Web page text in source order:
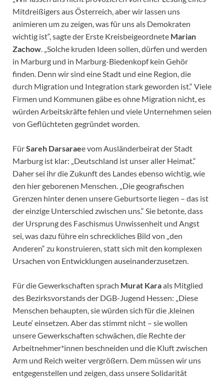
Mitdreißigers aus Österreich, aber wir lassen uns
animieren um zu zeigen, was für uns als Demokraten
wichtig ist“, sagte der Erste Kreisbeigeordnete Marian
Zachow. „Solche kruden Ideen sollen, dürfen und werden
in Marburg und in Marburg-Biedenkopf kein Gehör
finden. Denn wir sind eine Stadt und eine Region, die
durch Migration und Integration stark geworden ist.“ Viele
Firmen und Kommunen gäbe es ohne Migration nicht, es
würden Arbeitskräfte fehlen und viele Unternehmen seien
von Geflüchteten gegründet worden.
FürSareh Darsaraee vom Ausländerbeirat der Stadt
Marburg ist klar: „Deutschland ist unser aller Heimat.“
Daher sei ihr die Zukunft des Landes ebenso wichtig, wie
den hier geborenen Menschen. „Die geografischen
Grenzen hinter denen unsere Geburtsorte liegen – das ist
der einzige Unterschied zwischen uns.“ Sie betonte, dass
der Ursprung des Faschismus Unwissenheit und Angst
sei, was dazu führe ein schreckliches Bild von „den
Anderen“ zu konstruieren, statt sich mit den komplexen
Ursachen von Entwicklungen auseinanderzusetzen.
Für die Gewerkschaften sprach Murat Karaals Mitglied
des Bezirksvorstands der DGB-Jugend Hessen: „Diese
Menschen behaupten, sie würden sich für die ,kleinen
Leute‘ einsetzen. Aber das stimmt nicht – sie wollen
unsere Gewerkschaften schwächen, die Rechte der
Arbeitnehmer*innen beschneiden und die Kluft zwischen
Arm und Reich weiter vergrößern. Dem müssen wir uns
entgegenstellen und zeigen, dass unsere Solidarität